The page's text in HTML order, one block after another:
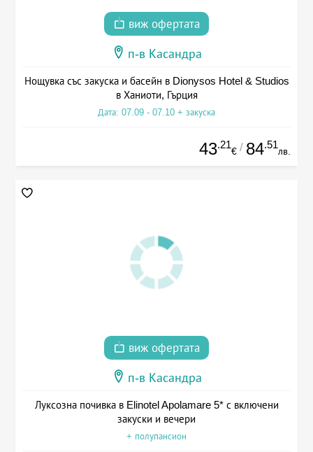
виж офертата
п-в Касандра
Нощувка със закуска и басейн в Dionysos Hotel & Studios
в Ханиоти, Гърция
Дата: 07.09 - 07.10 + закуска
43.21
€ / 84.51
лв.
виж офертата
п-в Касандра
Луксозна почивка в Elinotel Apolamare 5* с включени
закуски и вечери
+ полупансион